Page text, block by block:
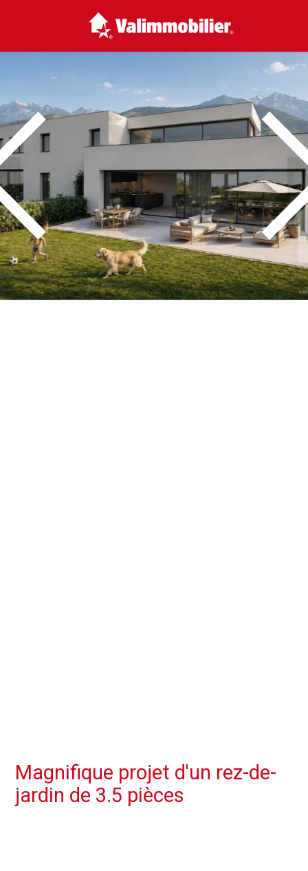
Magnifique projet d'un rez-de-
jardin de 3.5 pièces